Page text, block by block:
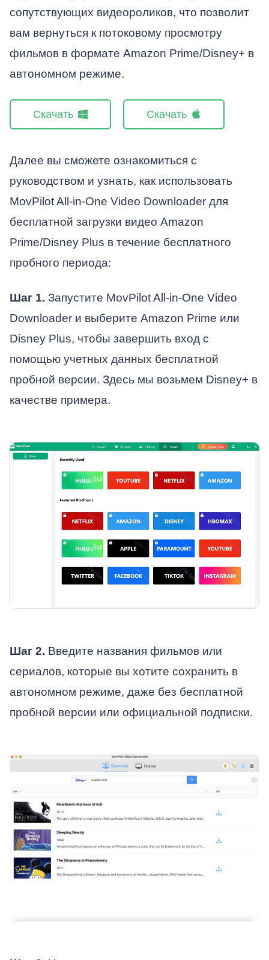
сопутствующих видеороликов, что позволит
вам вернуться к потоковому просмотру
фильмов в формате Amazon Prime/Disney+ в
автономном режиме.
Скачать Скачать
Далее вы сможете ознакомиться с
руководством и узнать, как использовать
MovPilot All-in-One Video Downloader для
бесплатной загрузки видео Amazon
Prime/Disney Plus в течение бесплатного
пробного периода:
Шаг 1. Запустите MovPilot All-in-One Video
Downloader и выберите Amazon Prime или
Disney Plus, чтобы завершить вход с
помощью учетных данных бесплатной
пробной версии. Здесь мы возьмем Disney+ в
качестве примера.
Шаг 2. Введите названия фильмов или
сериалов, которые вы хотите сохранить в
автономном режиме, даже без бесплатной
пробной версии или официальной подписки.